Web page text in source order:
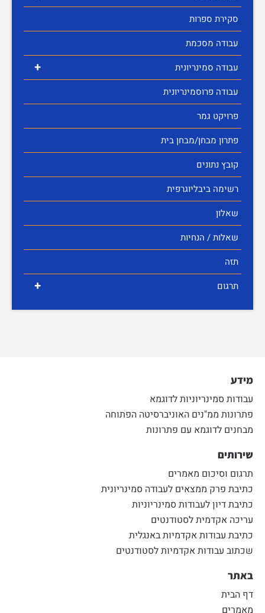
סקירת ספרות
עבודה מסכמת
+
עבודה סמינריונית
עבודה פרוסמינריונית
פרויקט גמר
פתרון מבחן/מבחן בית
קובץ נתונים
רשימה ביבליוגרפית
שאלון
שאלות / הנחיות
תזה
+ תרגום
מידע
עבודות סמינריוניות לדוגמא
פתרונות ממ"נים האוניברסיטה הפתוחה
מבחנים לדוגמא עם פתרונות
שירותים
תרגום וסיכום מאמרים
כתיבת פרק ממצאים לעבודה סמינריונית
כתיבת דיון לעבודות סמינריוניות
עריכה אקדמית לסטודנטים
כתיבת עבודות אקדמיות באנגלית
שכתוב עבודות אקדמיות לסטודנטים
באתר
דף הבית
מאמרים